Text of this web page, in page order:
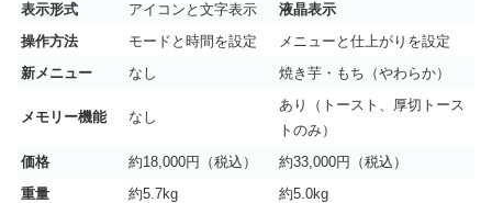
表示形式 アイコンと文字表示
液晶表示
操作方法
モードと時間を設定
メニューと仕上がりを設定
新メニュー
なし 焼き芋・もち（やわらか）
メモリー機能 なし
あり（トースト、厚切トース
トのみ）
価格
約18,000円（税込）
約33,000円（税込）
重量
約5.7kg
約5.0kg